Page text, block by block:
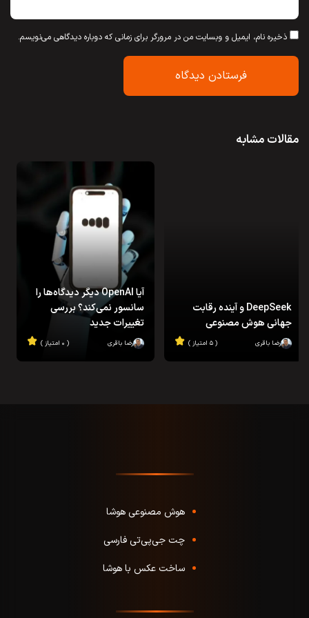
ذخیره نام، ایمیل و وبسایت من در مرورگر برای زمانی که دوباره دیدگاهی می‌نویسم.
مقالات مشابه
DeepSeek و آینده رقابت
جهانی هوش مصنوعی
رضا باقری ( ۵ امتیاز )
آیا OpenAI دیگر دیدگاه‌ها را
سانسور نمی‌کند؟ بررسی
تغییرات جدید
رضا باقری ( ۰ امتیاز )
هوش مصنوعی هوشا
چت جی‌پی‌تی فارسی
ساخت عکس با هوشا